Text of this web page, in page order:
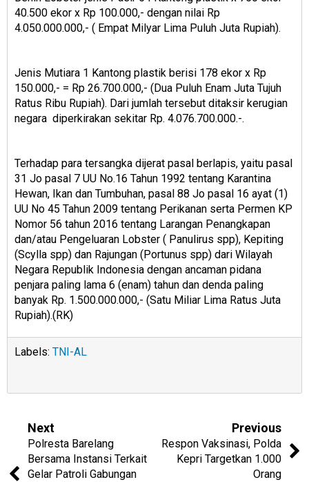
40.500 ekor x Rp 100.000,- dengan nilai Rp
4.050.000.000,- ( Empat Milyar Lima Puluh Juta Rupiah).
Jenis Mutiara 1 Kantong plastik berisi 178 ekor x Rp
150.000,- = Rp 26.700.000,- (Dua Puluh Enam Juta Tujuh
Ratus Ribu Rupiah). Dari jumlah tersebut ditaksir kerugian
negara diperkirakan sekitar Rp. 4.076.700.000.-.
Terhadap para tersangka dijerat pasal berlapis, yaitu pasal
31 Jo pasal 7 UU No.16 Tahun 1992 tentang Karantina
Hewan, Ikan dan Tumbuhan, pasal 88 Jo pasal 16 ayat (1)
UU No 45 Tahun 2009 tentang Perikanan serta Permen KP
Nomor 56 tahun 2016 tentang Larangan Penangkapan
dan/atau Pengeluaran Lobster ( Panulirus spp), Kepiting
(Scylla spp) dan Rajungan (Portunus spp) dari Wilayah
Negara Republik Indonesia dengan ancaman pidana
penjara paling lama 6 (enam) tahun dan denda paling
banyak Rp. 1.500.000.000,- (Satu Miliar Lima Ratus Juta
Rupiah).(RK)
Labels: TNI-AL
Next
Polresta Barelang
Bersama Instansi Terkait
Gelar Patroli Gabungan
Previous
Respon Vaksinasi, Polda
Kepri Targetkan 1.000
Orang